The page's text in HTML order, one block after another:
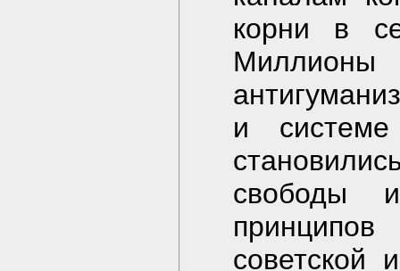
корни в
и системе
свободы
советской